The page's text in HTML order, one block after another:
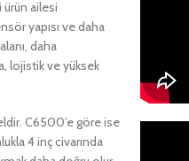
ürün ailesi
yapısı ve daha
daha
lojistik ve yüksek
C6500’e göre ise
4 inç civarında